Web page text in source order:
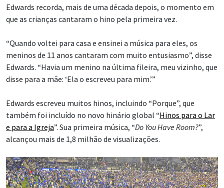
Edwards recorda, mais de uma década depois, o momento em
que as crianças cantaram o hino pela primeira vez.
“Quando voltei para casa e ensinei a música para eles, os
meninos de 11 anos cantaram com muito entusiasmo”, disse
Edwards. “Havia um menino na última fileira, meu vizinho, que
disse para a mãe: ‘Ela o escreveu para mim.’”
Edwards escreveu muitos hinos, incluindo “Porque”, que
também foi incluído no novo hinário global “Hinos para o Lar
e para a Igreja”. Sua primeira música, “Do You Have Room?”,
alcançou mais de 1,8 milhão de visualizações.